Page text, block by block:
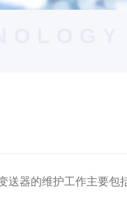
送器的维护工作主要包